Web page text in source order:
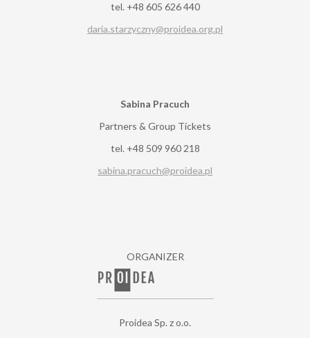
tel. +48 605 626 440
daria.starzyczny@proidea.org.pl
Sabina Pracuch
Partners & Group Tickets
tel. +48 509 960 218
sabina.pracuch@proidea.pl
ORGANIZER
Proidea Sp. z o.o.